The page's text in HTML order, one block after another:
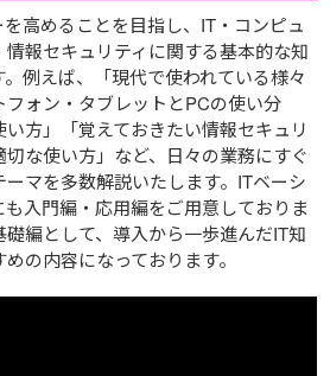
高めることを目指し、IT・コンピュ
報セキュリティに関する基本的な知
例えば、「現代で使われている様々
ォン・タブレットとPCの使い分
方」「覚えておきたい情報セキュリ
な使い方」など、日々の業務にすぐ
マを多数解説いたします。ITベーシ
入門編・応用編をご用意しておりま
編として、導入から一歩進んだIT知
の内容になっております。